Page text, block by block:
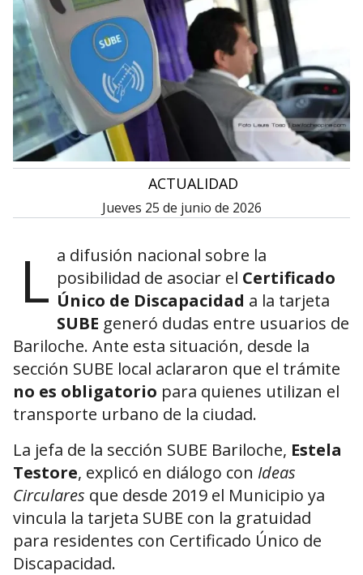
ACTUALIDAD
jueves 25 de junio de 2026
L a difusión nacional sobre la
posibilidad de asociar el Certificado
Único de Discapacidad a la tarjeta
SUBE generó dudas entre usuarios de
Bariloche. Ante esta situación, desde la
sección SUBE local aclararon que el trámite
no es obligatorio para quienes utilizan el
transporte urbano de la ciudad.
La jefa de la sección SUBE Bariloche, Estela
Testore, explicó en diálogo con Ideas
Circulares que desde 2019 el Municipio ya
vincula la tarjeta SUBE con la gratuidad
para residentes con Certificado Único de
Discapacidad.